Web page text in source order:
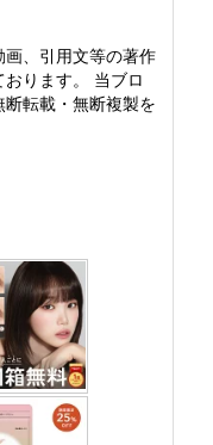
、引用文等の著作
ります。 当ブロ
転載・無断複製を